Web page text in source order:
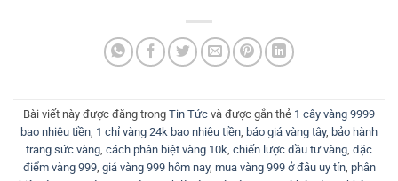
Bài viết này được đăng trong Tin Tức và được gắn thẻ 1 cây vàng 9999
bao nhiêu tiền, 1 chỉ vàng 24k bao nhiêu tiền, báo giá vàng tây, bảo hành
trang sức vàng, cách phân biệt vàng 10k, chiến lược đầu tư vàng, đặc
điểm vàng 999, giá vàng 999 hôm nay, mua vàng 999 ở đâu uy tín, phân